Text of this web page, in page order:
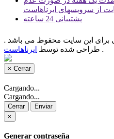
از سرویسهای ایرناهاست
پشتیبانی 24 ساعته
برای این سایت محفوظ می باشد .
طراحی شده توسط ایرناهاست .
× Cerrar
Cargando...
Cargando...
Cerrar
Enviar
×
Generar contraseña